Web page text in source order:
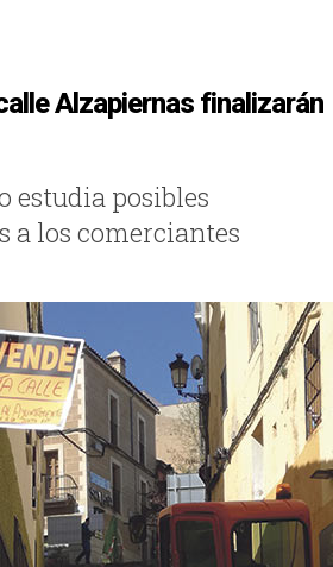
Alzapiernas finalizarán
estudia posibles
a los comerciantes